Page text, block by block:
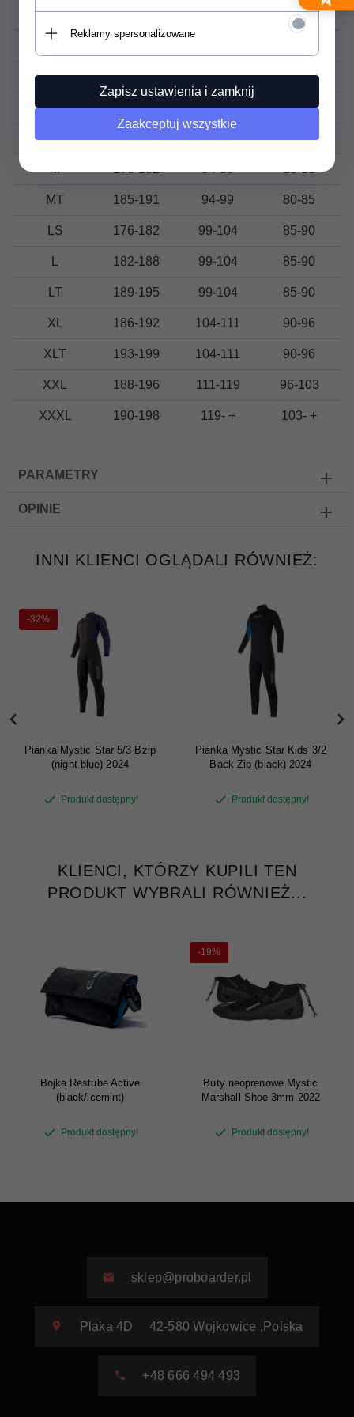
Rozmiar
(cm)
klatce(cm)
Pas (cm)
S 170-175 89-94 75-80
ST 179-185 89-94 75-80
MS 170-175 94-99 80-85
M 176-182 94-99 80-85
MT 185-191 94-99 80-85
LS 176-182 99-104 85-90
182-188 99-104 85-90
LT 189-195 99-104 85-90
XL 186-192 104-111 90-96
XLT 193-199 104-111 90-96
XXL 188-196 111-119 96-103
XXXL 190-198 119- + 103- +
PARAMETRY
OPINIE
INNI KLIENCI OGLĄDALI RÓWNIEŻ:
-32%
Pianka Mystic Star 5/3 Bzip
(night blue) 2024
Produkt dostępny!
Pianka Mystic Star Kids 3/2
Back Zip (black) 2024
Produkt dostępny!
KLIENCI, KTÓRZY KUPILI TEN
PRODUKT WYBRALI RÓWNIEŻ...
Bojka Restube Active
(black/icemint)
Produkt dostępny!
-19%
Buty neoprenowe Mystic
Marshall Shoe 3mm 2022
Produkt dostępny!
sklep@proboarder.pl
Plaka 4D 42-580 Wojkowice , Polska
+48 666 494 493
Reklamy spersonalizowane
Zapisz ustawienia i zamknij
Zaakceptuj wszystkie